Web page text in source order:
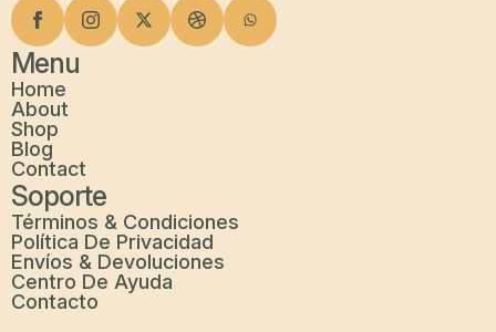
Menu
Home
About
Shop
Blog
Contact
Soporte
Términos & Condiciones
Política De Privacidad
Envíos & Devoluciones
Centro De Ayuda
Contacto